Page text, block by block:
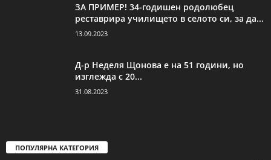
ЗА ПРИМЕР! 34-годишен родолюбец
реставрира училището в селото си, за да...
13.09.2023
Д-р Неделя Щонова е на 51 години, но
изглежда с 20...
31.08.2023
ПОПУЛЯРНА КАТЕГОРИЯ